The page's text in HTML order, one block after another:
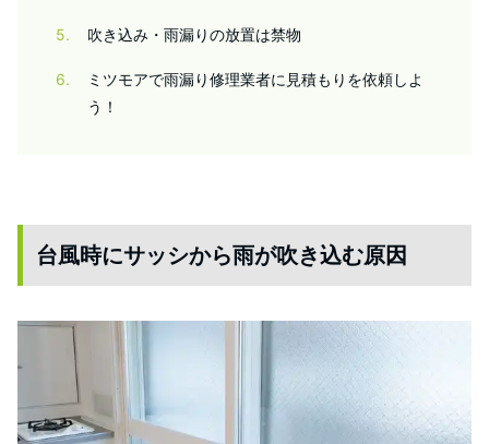
5 吹き込み・雨漏りの放置は禁物
6
ミツモアで雨漏り修理業者に見積もりを依頼しよ
う！
台風時にサッシから雨が吹き込む原因